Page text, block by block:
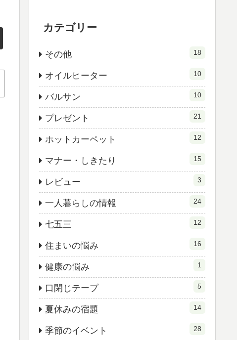
カテゴリー
その他 18
オイルヒーター 10
バルサン 10
プレゼント 21
ホットカーペット 12
マナー・しきたり 15
レビュー 3
一人暮らしの情報 24
七五三 12
住まいの悩み 16
健康の悩み 1
口閉じテープ 5
夏休みの宿題 14
季節のイベント 28